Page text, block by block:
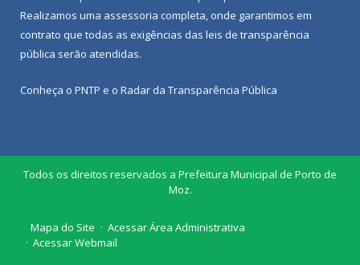
Realizamos uma assessoria completa, onde garantimos em
contrato que todas as exigências das leis de transparência
pública serão atendidas.
Conheça o PNTP e o Radar da Transparência Pública
Todos os direitos reservados a Prefeitura Municipal de Porto de
Moz.
Mapa do Site
Acessar Área Administrativa
Acessar Webmail